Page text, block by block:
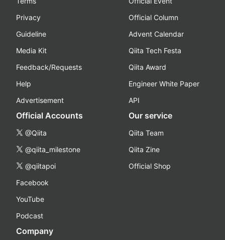
Privacy
Guideline
Media Kit
Feedback/Requests
Help
Advertisement
Official Column
Advent Calendar
Qiita Tech Festa
Qiita Award
Engineer White Paper
API
Official Accounts
@Qiita
@qiita_milestone
@qiitapoi
Facebook
YouTube
Podcast
Our service
Qiita Team
Qiita Zine
Official Shop
Company